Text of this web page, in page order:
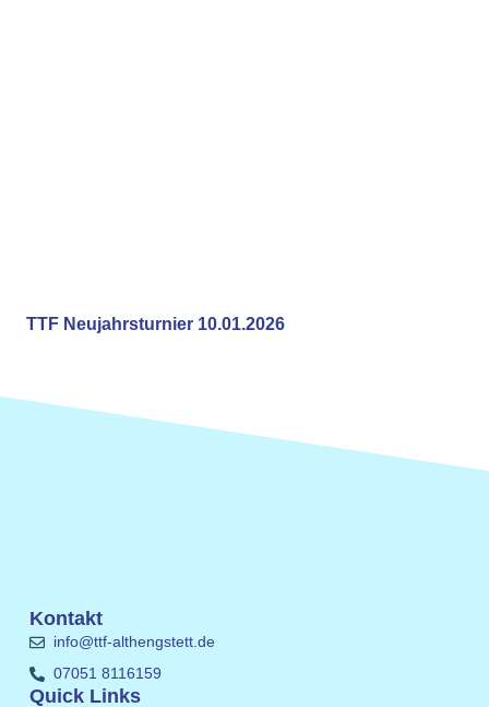
TTF Neujahrsturnier 10.01.2026
Kontakt
info@ttf-althengstett.de
07051 8116159
Quick Links